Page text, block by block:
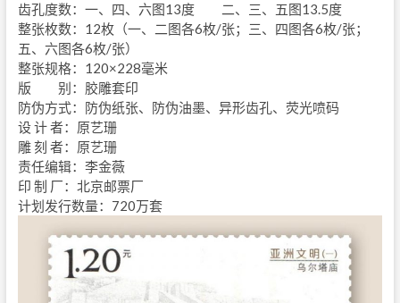
齿孔度数：一、四、六图13度 二、三、五图13.5度
整张枚数：12枚（一、二图各6枚/张；三、四图各6枚/张；
五、六图各6枚/张）
整张规格：120×228毫米
版 别：胶雕套印
防伪方式：防伪纸张、防伪油墨、异形齿孔、荧光喷码
设 计 者：原艺珊
雕 刻 者：原艺珊
责任编辑：李金薇
印 制 厂：北京邮票厂
计划发行数量：720万套